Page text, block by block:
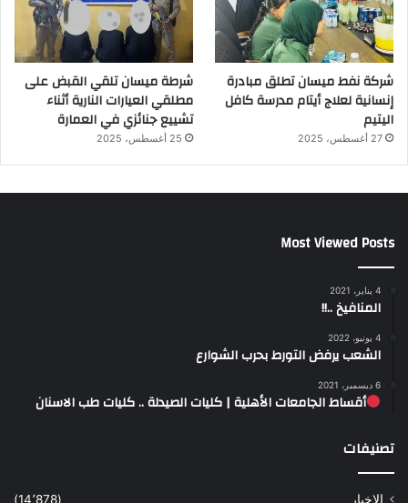
شركة نفط ميسان تطلق مبادرة
إنسانية لعلاج أيتام مدرسة كافل
اليتيم
27 أغسطس، 2025
شرطة ميسان تلقي القبض على
مطلقي العيارات النارية أثناء
تشييع جنائزي في العمارة
25 أغسطس، 2025
Most Viewed Posts
4 يناير، 2021
المنافيخ ..!!
4 يونيو، 2022
الشعب يرفض التورط بحرب الشوارع
6 ديسمبر، 2021
أقساط الجامعات الأهلية | كليات الصيدلة .. كليات طب الاسنان
تصنيفات
الاخبار
(14٬878)